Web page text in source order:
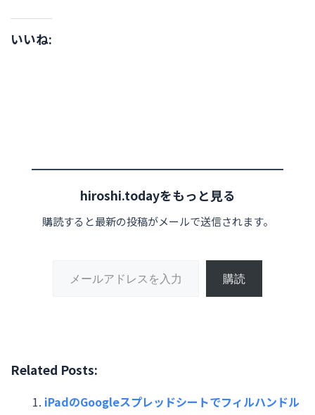
いいね:
hiroshi.todayをもっと見る
購読すると最新の投稿がメールで送信されます。
購読
Related Posts:
iPadのGoogleスプレッドシートでフィルハンドル